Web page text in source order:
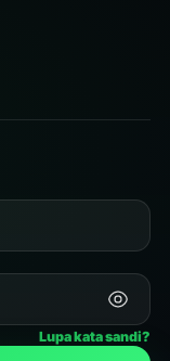
Lupa kata sandi?